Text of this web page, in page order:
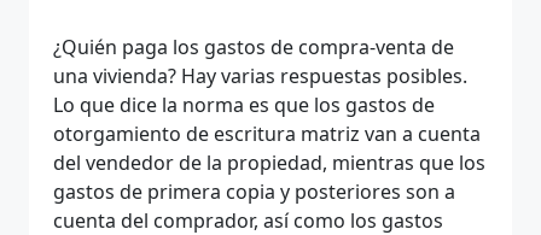
¿Quién paga los gastos de compra-venta de
una vivienda? Hay varias respuestas posibles.
Lo que dice la norma es que los gastos de
otorgamiento de escritura matriz van a cuenta
del vendedor de la propiedad, mientras que los
gastos de primera copia y posteriores son a
cuenta del comprador, así como los gastos